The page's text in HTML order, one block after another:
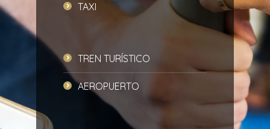
TAXI
TREN TURÍSTICO
AEROPUERTO